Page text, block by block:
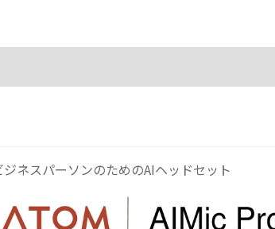
ジネスパーソンのためのAIヘッドセット